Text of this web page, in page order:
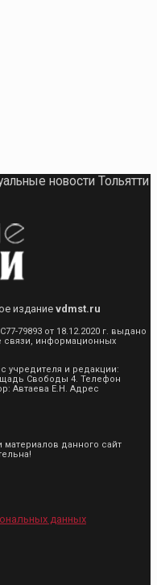
новости Тольятти
издание vdmst.ru
79893 от 18.12.2020 г. выдано
связи, информационных
учредителя и редакции:
Свободы 4. Телефон
Автаева Е.Н. Адрес
данного сайт
данных